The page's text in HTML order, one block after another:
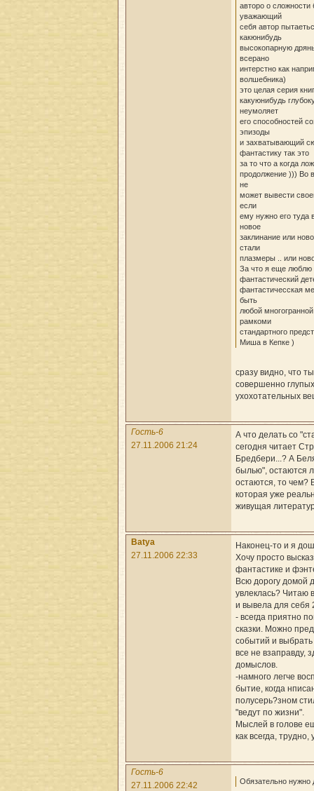
авторо о
уважающий
себя автор
какюнибудь
высокопарную
всерано
интерстно как
волшебника)
это целая серия
какуюнибудь
неумоляет
его способностей
эпизоды
и захватывающий
фантастику так это
за то что а когда
продолжение ))) Во
не
может вывести
если
ему нужно его туда
новое
заклинание или
стали
плазмеры .. или
За что я еще люблю
фантастический
фантастичесская
быть
любой
рамкоми
стандартного
Миша в Кепке )
сразу видно, что
совершенно
ухохотательных
Гость-6
27.11.2006 21:24
А что делать со
сегодня читает
Бредбери...? А
былью", остаются
остаются, то чем?
которая уже
живущая
Batya
27.11.2006 22:33
Наконец-то и я
Хочу просто
фантастике и
Всю дорогу домой
увлеклась? Читаю
и вывела для себя
- всегда приятно
сказки. Можно
событий и
все не взаправду,
домыслов.
-намного легче
бытие, когда
полусерь?зном
"ведут по жизни".
Мыслей в голове
как всегда, трудно,
Гость-6
27.11.2006 22:42
Обязательно нужно